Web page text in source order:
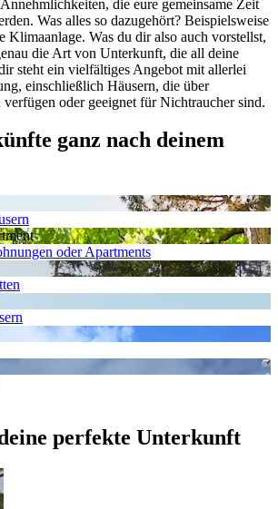
die eure gemeinsame Zeit
Was alles so dazugehört? Beispielsweise
Klimaanlage. Was du dir also auch vorstellst,
die Art von Unterkunft, die all deine
steht ein vielfältiges Angebot mit allerlei
einschließlich Häusern, die über
oder geeignet für Nichtraucher sind.
ganz nach deinem
oder Apartments
perfekte Unterkunft